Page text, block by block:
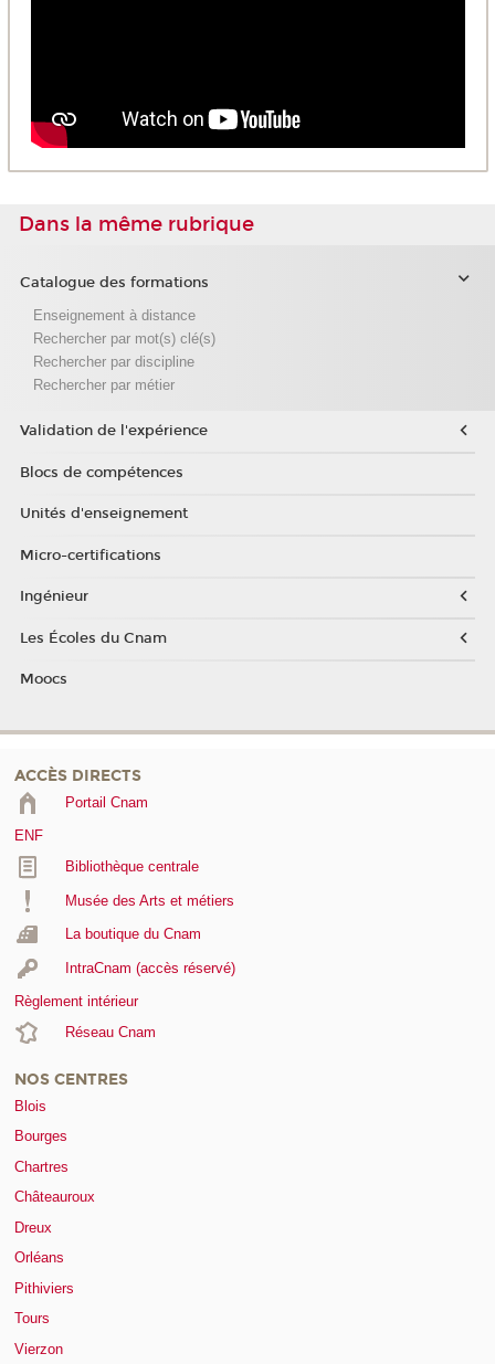
Dans la même rubrique
Catalogue des formations
Enseignement à distance
Rechercher par mot(s) clé(s)
Rechercher par discipline
Rechercher par métier
Validation de l'expérience
Blocs de compétences
Unités d'enseignement
Micro-certifications
Ingénieur
Les Écoles du Cnam
Moocs
ACCÈS DIRECTS
Portail Cnam
ENF
Bibliothèque centrale
Musée des Arts et métiers
La boutique du Cnam
IntraCnam (accès réservé)
Règlement intérieur
Réseau Cnam
NOS CENTRES
Blois
Bourges
Chartres
Châteauroux
Dreux
Orléans
Pithiviers
Tours
Vierzon